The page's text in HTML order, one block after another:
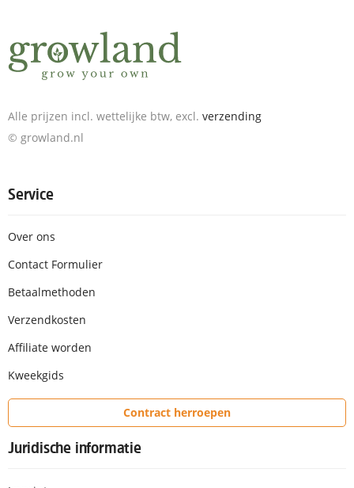
Alle prijzen incl. wettelijke btw, excl. verzending
© growland.nl
Service
Over ons
Contact Formulier
Betaalmethoden
Verzendkosten
Affiliate worden
Kweekgids
Contract herroepen
Juridische informatie